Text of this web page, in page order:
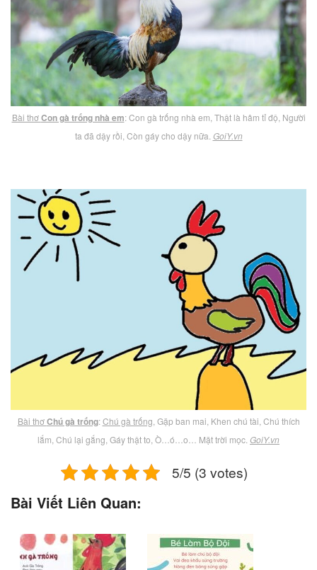
Bài thơCon gà trống nhà em: Con gà trống nhà em, Thật là hâm tỉ độ, Người
ta đã dậy rồi, Còn gáy cho dậy nữa. GoiY.vn
Bài thơChú gà trống:Chú gà trống , Gặp ban mai, Khen chú tài, Chú thích
lắm, Chú lại gắng, Gáy thật to, Ò…ó…o… Mặt trời mọc. GoiY.vn
5/5 (3 votes)
Bài Viết Liên Quan: